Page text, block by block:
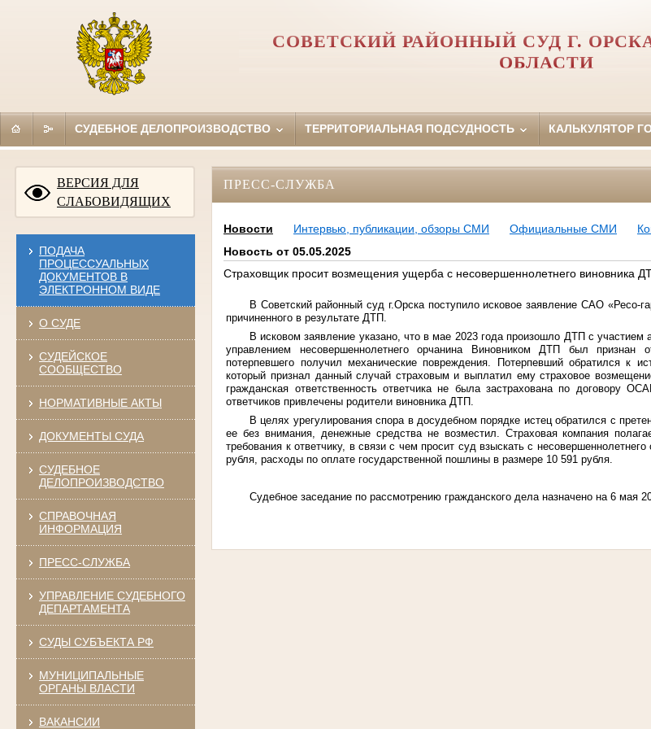
СОВЕТСКИЙ РАЙОННЫЙ СУД Г.
ОБЛАСТИ
СУДЕБНОЕ ДЕЛОПРОИЗВОДСТВО ТЕРРИТОРИАЛЬНАЯ ПОДСУДНОСТЬ КАЛЬКУЛЯТОР
ВЕРСИЯ ДЛЯ
СЛАБОВИДЯЩИХ
ПОДАЧА
ПРОЦЕССУАЛЬНЫХ
ДОКУМЕНТОВ В
ЭЛЕКТРОННОМ ВИДЕ
О СУДЕ
СУДЕЙСКОЕ
СООБЩЕСТВО
НОРМАТИВНЫЕ АКТЫ
ДОКУМЕНТЫ СУДА
СУДЕБНОЕ
ДЕЛОПРОИЗВОДСТВО
СПРАВОЧНАЯ
ИНФОРМАЦИЯ
ПРЕСС-СЛУЖБА
УПРАВЛЕНИЕ СУДЕБНОГО
ДЕПАРТАМЕНТА
СУДЫ СУБЪЕКТА РФ
МУНИЦИПАЛЬНЫЕ
ОРГАНЫ ВЛАСТИ
ВАКАНСИИ
ПРЕСС-СЛУЖБА
Новости Интервью, публикации, обзоры СМИ Официальные СМИ
Новость от 05.05.2025
Страховщик просит возмещения ущерба с несовершеннолетнего виновника
В Советский районный суд г.Орска поступило исковое заявление САО «Ресо-
причиненного в результате ДТП.
В исковом заявление указано, что в мае 2023 года произошло ДТП с участием
управлением несовершеннолетнего орчанина Виновником ДТП был признан
потерпевшего получил механические повреждения. Потерпевший обратился к
который признал данный случай страховым и выплатил ему страховое
гражданская ответственность ответчика не была застрахована по договору
ответчиков привлечены родители виновника ДТП.
В целях урегулирования спора в досудебном порядке истец обратился с
ее без внимания, денежные средства не возместил. Страховая компания
требования к ответчику, в связи с чем просит суд взыскать с
рубля, расходы по оплате государственной пошлины в размере 10 591 рубля.
Судебное заседание по рассмотрению гражданского дела назначено на 6 мая